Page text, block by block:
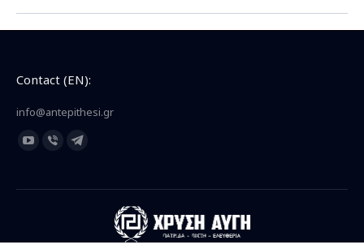
Contact (EN):
info@antepithesi.gr
Find us on:
YouTube
opens
Viber
opens
Telegram
opens